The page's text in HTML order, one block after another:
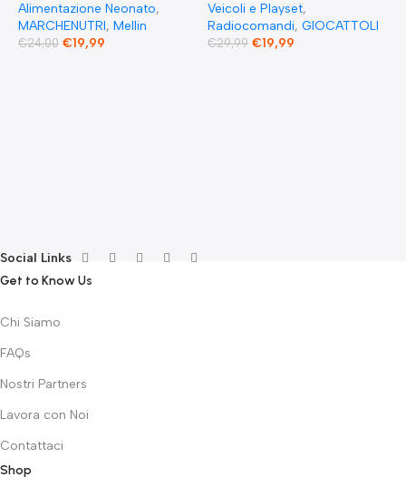
Alimentazione Neonato,
MARCHENUTRI, Mellin
€24,00 €19,99
Veicoli e Playset,
Radiocomandi, GIOCATTOLI
€29,99 €19,99
Social Links
Get to Know Us
Chi Siamo
FAQs
Nostri Partners
Lavora con Noi
Contattaci
Shop